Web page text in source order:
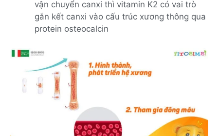
vận chuyển canxi thì vitamin K2 có vai trò
gắn kết canxi vào cấu trúc xương thông qua
protein osteocalcin